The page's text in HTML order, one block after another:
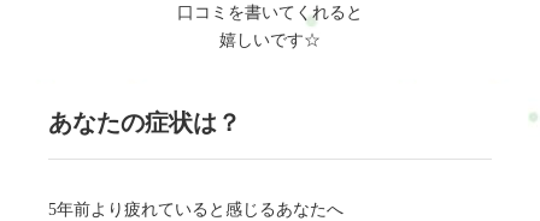
口コミを書いてくれると
嬉しいです☆
あなたの症状は？
5年前より疲れていると感じるあなたへ